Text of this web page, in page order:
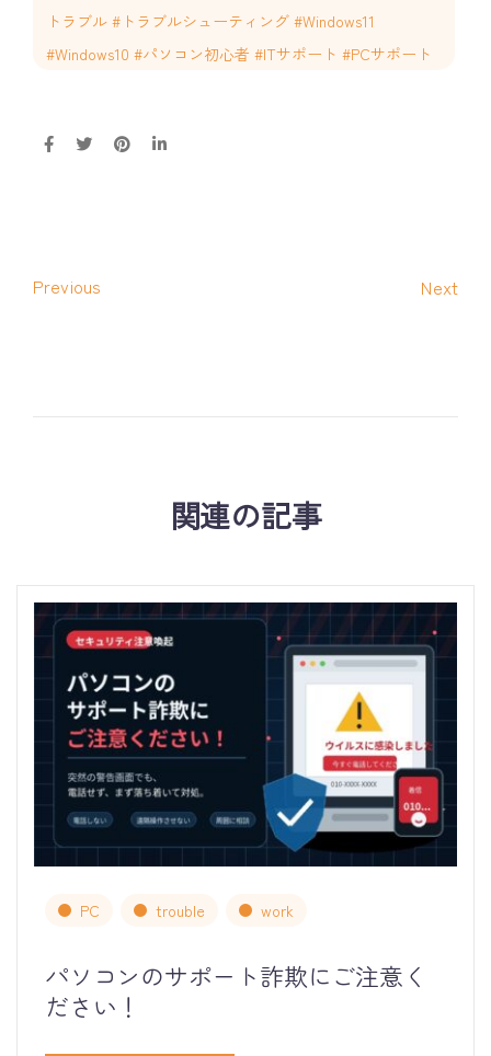
トラブル #トラブルシューティング #Windows11
#Windows10 #パソコン初心者 #ITサポート #PCサポート
Previous Next
関連の記事
PC trouble work
パソコンのサポート詐欺にご注意く
ださい！